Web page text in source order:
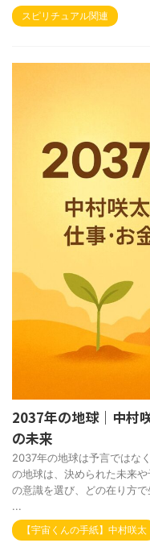
スピリチュアル関連
2037年の地球｜中村
の未来
2037年の地球は予言ではな
の地球は、決められた未来
の意識を選び、どの在り方
...
【宇宙くんの手紙】中村咲太